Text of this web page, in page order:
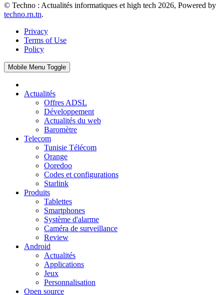
© Techno : Actualités informatiques et high tech 2026, Powered by
techno.rn.tn.
Privacy
Terms of Use
Policy
Mobile Menu Toggle
Actualités
Offres ADSL
Développement
Actualités du web
Baromètre
Telecom
Tunisie Télécom
Orange
Ooredoo
Codes et configurations
Starlink
Produits
Tablettes
Smartphones
Système d'alarme
Caméra de surveillance
Review
Android
Actualités
Applications
Jeux
Personnalisation
Open source